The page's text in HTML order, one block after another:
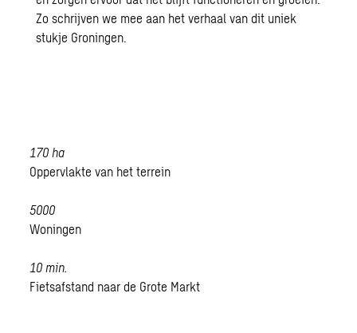
Zo schrijven we mee aan het verhaal van dit uniek
stukje Groningen.
170 ha
Oppervlakte van het terrein
5000
Woningen
10 min.
Fietsafstand naar de Grote Markt